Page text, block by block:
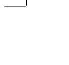
ANTERIOR